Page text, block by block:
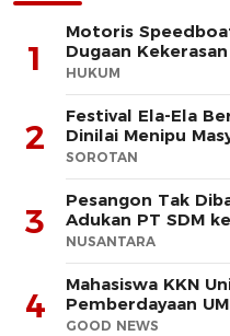
1
Motoris
Dugaan
HUKUM
2
Festival Ela-Ela
Dinilai Menipu
SOROTAN
3
Pesangon Tak
Adukan PT
NUSANTARA
4
Mahasiswa KKN
Pemberdayaan
GOOD NEWS